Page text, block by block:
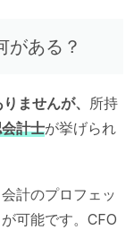
がある？
ませんが、 所持
計士が挙げられ
計のプロフェッ
可能です。CFO